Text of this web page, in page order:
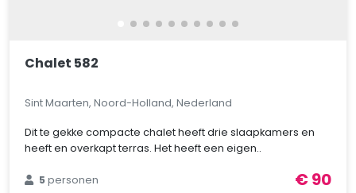
Chalet 582
Sint Maarten, Noord-Holland, Nederland
Dit te gekke compacte chalet heeft drie slaapkamers en
heeft en overkapt terras. Het heeft een eigen..
5personen
€ 90